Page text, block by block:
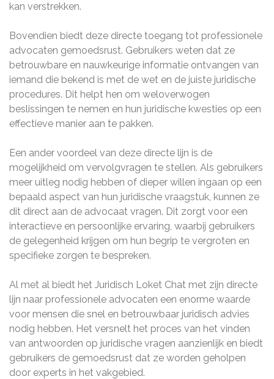
kan verstrekken.
Bovendien biedt deze directe toegang tot professionele
advocaten gemoedsrust. Gebruikers weten dat ze
betrouwbare en nauwkeurige informatie ontvangen van
iemand die bekend is met de wet en de juiste juridische
procedures. Dit helpt hen om weloverwogen
beslissingen te nemen en hun juridische kwesties op een
effectieve manier aan te pakken.
Een ander voordeel van deze directe lijn is de
mogelijkheid om vervolgvragen te stellen. Als gebruikers
meer uitleg nodig hebben of dieper willen ingaan op een
bepaald aspect van hun juridische vraagstuk, kunnen ze
dit direct aan de advocaat vragen. Dit zorgt voor een
interactieve en persoonlijke ervaring, waarbij gebruikers
de gelegenheid krijgen om hun begrip te vergroten en
specifieke zorgen te bespreken.
Al met al biedt het Juridisch Loket Chat met zijn directe
lijn naar professionele advocaten een enorme waarde
voor mensen die snel en betrouwbaar juridisch advies
nodig hebben. Het versnelt het proces van het vinden
van antwoorden op juridische vragen aanzienlijk en biedt
gebruikers de gemoedsrust dat ze worden geholpen
door experts in het vakgebied.